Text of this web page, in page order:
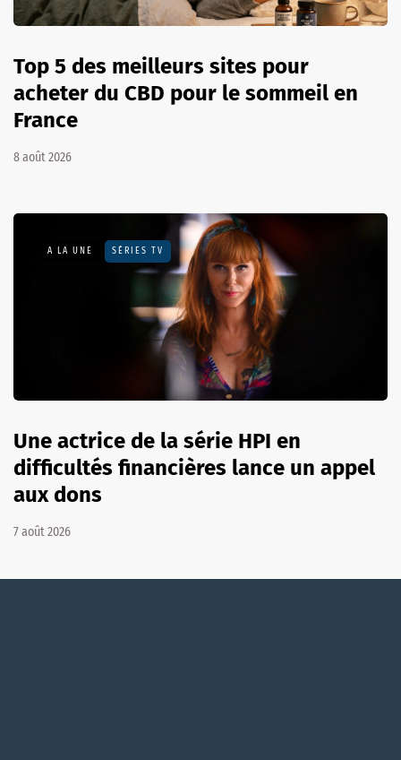
Top 5 des meilleurs sites pour
acheter du CBD pour le sommeil en
France
8 août 2026
A LA UNE SÉRIES TV
Une actrice de la série HPI en
difficultés financières lance un appel
aux dons
7 août 2026